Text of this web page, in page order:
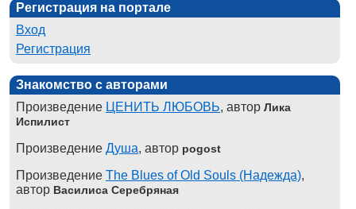
Регистрация на портале
Вход
Регистрация
Знакомство с авторами
Произведение ЦЕНИТЬ ЛЮБОВЬ, автор Лика
Испилист
Произведение Душа, автор pogost
Произведение The Blues of Old Souls (Надежда),
автор Василиса Серебряная